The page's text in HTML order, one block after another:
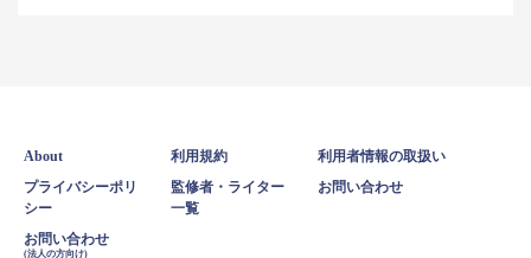
About 利用規約 利用者情報の取扱い
プライバシーポリ
シー
監修者・ライター
一覧
お問い合わせ
お問い合わせ
(法人の方向け)